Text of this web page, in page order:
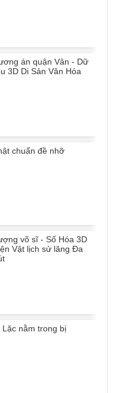
án quận Vân - Dữ
3D Di Sản Văn Hóa
chuẩn đề nhỡ
võ sĩ - Số Hóa 3D
Vật lịch sử lăng Đa
Lặc nằm trong bị